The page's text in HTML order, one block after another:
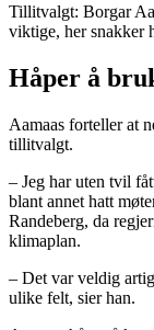
Tillitvalgt: Borgar
viktige, her snakker
Håper å
Aamaas forteller at
tillitvalgt.
– Jeg har uten tvil
blant annet hatt
Randeberg, da
klimaplan.
– Det var veldig
ulike felt, sier han.